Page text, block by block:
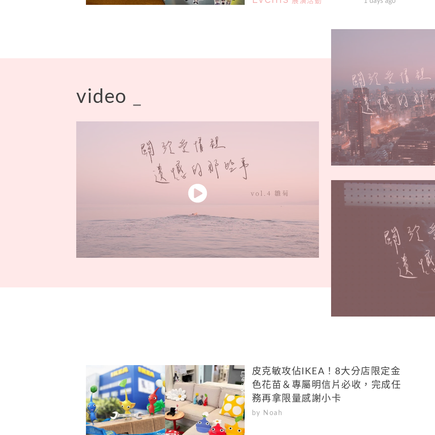
video
皮克敏攻佔IKEA！8大分店限定金
色花苗＆專屬明信片必收，完成任
務再拿限量感謝小卡
by Noah